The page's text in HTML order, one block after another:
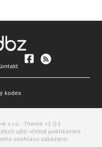
kodex
s.r.o. - Theme v1.0.5
užití včetně publikování
souhlasu zakázano.